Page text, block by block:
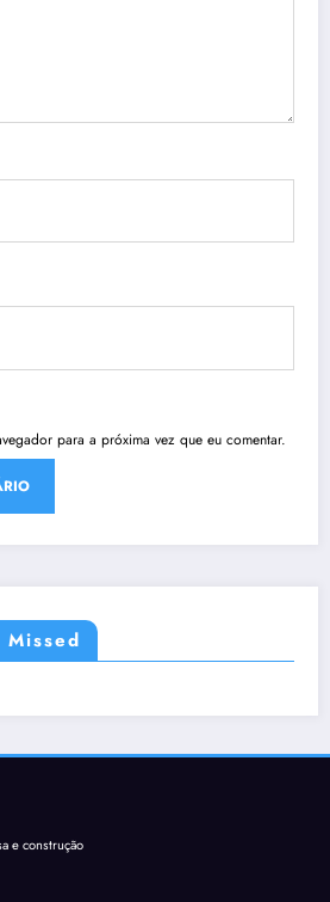
para a próxima vez que eu comentar.
e construção